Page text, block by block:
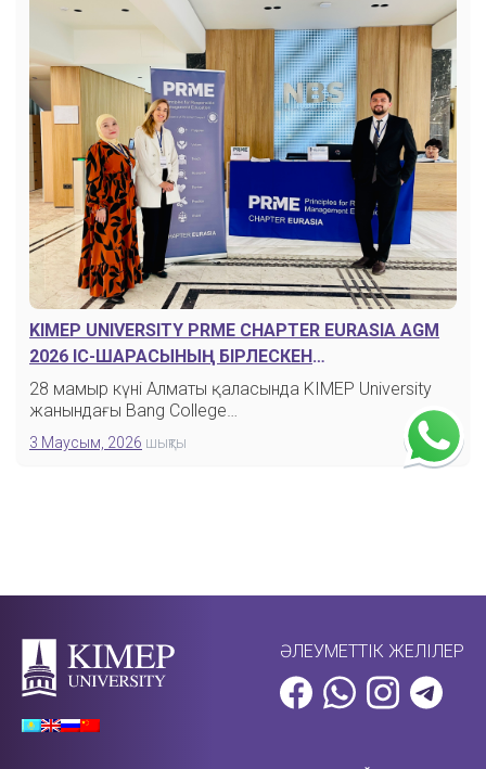
KIMEP UNIVERSITY PRME CHAPTER EURASIA AGM
2026 ІС-ШАРАСЫНЫҢ БІРЛЕСКЕН
ҰЙЫМДАСТЫРУШЫСЫ БОЛДЫ
28 мамыр күні Алматы қаласында KIMEP University
жанындағы Bang College…
3 Маусым, 2026 шықты
ӘЛЕУМЕТТІК ЖЕЛІЛЕР